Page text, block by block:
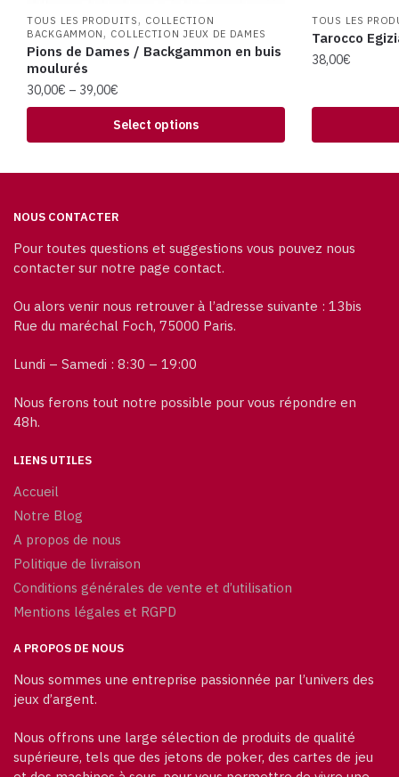
TOUS LES PRODUITS , COLLECTION
BACKGAMMON , COLLECTION JEUX DE DAMES
Pions de Dames / Backgammon en buis
moulurés
30,00€ – 39,00€
Select options
TOUS LES
Tarocco
38,00€
NOUS CONTACTER
Pour toutes questions et suggestions vous pouvez nous
contacter sur notre page contact.
Ou alors venir nous retrouver à l’adresse suivante : 13bis
Rue du maréchal Foch, 75000 Paris.
Lundi – Samedi : 8:30 – 19:00
Nous ferons tout notre possible pour vous répondre en
48h.
LIENS UTILES
Accueil
Notre Blog
A propos de nous
Politique de livraison
Conditions générales de vente et d’utilisation
Mentions légales et RGPD
A PROPOS DE NOUS
Nous sommes une entreprise passionnée par l’univers des
jeux d’argent.
Nous offrons une large sélection de produits de qualité
supérieure, tels que des jetons de poker, des cartes de jeu